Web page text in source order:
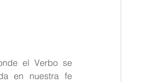
el Verbo se
en nuestra fe